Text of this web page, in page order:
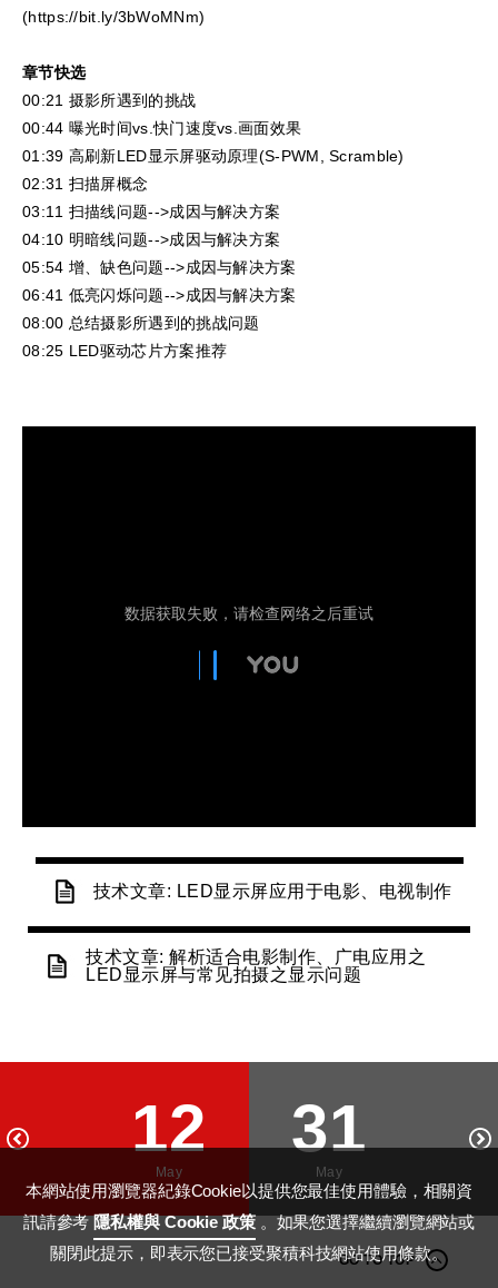
(https://bit.ly/3bWoMNm)
章节快选
00:21 摄影所遇到的挑战
00:44 曝光时间vs.快门速度vs.画面效果
01:39 高刷新LED显示屏驱动原理(S-PWM, Scramble)
02:31 扫描屏概念
03:11 扫描线问题-->成因与解决方案
04:10 明暗线问题-->成因与解决方案
05:54 增、缺色问题-->成因与解决方案
06:41 低亮闪烁问题-->成因与解决方案
08:00 总结摄影所遇到的挑战问题
08:25 LED驱动芯片方案推荐
技术文章: LED显示屏应用于电影、电视制作
技术文章: 解析适合电影制作、广电应用之
LED显示屏与常见拍摄之显示问题
12
May
31
May
GO TO TOP
本網站使用瀏覽器紀錄Cookie以提供您最佳使用體驗，相關資
訊請參考 隱私權與 Cookie 政策 。如果您選擇繼續瀏覽網站或
關閉此提示，即表示您已接受聚積科技網站使用條款。